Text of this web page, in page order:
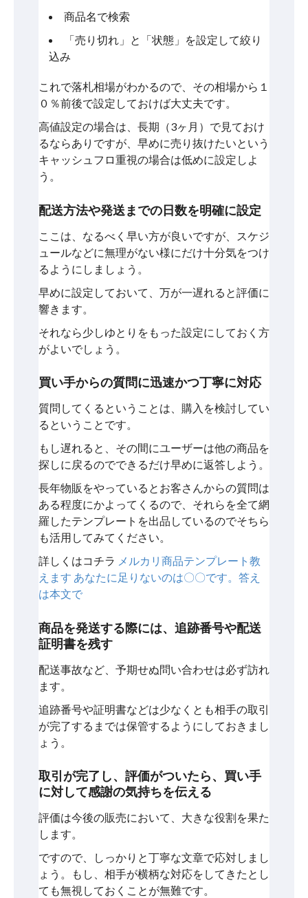
商品名で検索
「売り切れ」と「状態」を設定して絞り
込み
これで落札相場がわかるので、その相場から１
０％前後で設定しておけば大丈夫です。
高値設定の場合は、長期（3ヶ月）で見ておけ
るならありですが、早めに売り抜けたいという
キャッシュフロ重視の場合は低めに設定しよ
う。
配送方法や発送までの日数を明確に設定
ここは、なるべく早い方が良いですが、スケジ
ュールなどに無理がない様にだけ十分気をつけ
るようにしましょう。
早めに設定しておいて、万が一遅れると評価に
響きます。
それなら少しゆとりをもった設定にしておく方
がよいでしょう。
買い手からの質問に迅速かつ丁寧に対応
質問してくるということは、購入を検討してい
るということです。
もし遅れると、その間にユーザーは他の商品を
探しに戻るのでできるだけ早めに返答しよう。
長年物販をやっているとお客さんからの質問は
ある程度にかよってくるので、それらを全て網
羅したテンプレートを出品しているのでそちら
も活用してみてください。
詳しくはコチラ メルカリ商品テンプレート教
えます あなたに足りないのは〇〇です。答え
は本文で
商品を発送する際には、追跡番号や配送
証明書を残す
配送事故など、予期せぬ問い合わせは必ず訪れ
ます。
追跡番号や証明書などは少なくとも相手の取引
が完了するまでは保管するようにしておきまし
ょう。
取引が完了し、評価がついたら、買い手
に対して感謝の気持ちを伝える
評価は今後の販売において、大きな役割を果た
します。
ですので、しっかりと丁寧な文章で応対しまし
ょう。もし、相手が横柄な対応をしてきたとし
ても無視しておくことが無難です。